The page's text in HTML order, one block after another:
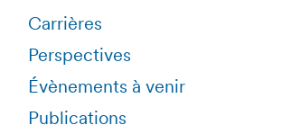
Carrières
Perspectives
Évènements à venir
Publications